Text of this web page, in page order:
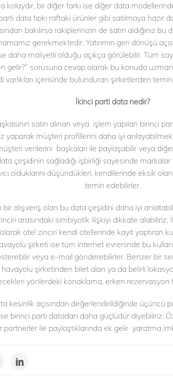
kolaydır, bir diğer farkı ise diğer data
data tıpkı raftaki ürünler gibi satılmaya hazır
bakılırsa rakiplerinizin de satın aldığınız
gerekmektedir. Yatırımın geri dönüşü
ise daha maliyetli olduğu açıkça görülebilir. Tüm
gelir?” sorusuna cevap olarak bu konuda
varlıkları içerisinde bulunduran şirketlerden
İkinci parti data nedir?
satın alınan veya işlem yapılan birinci
yaparak müşteri profillerini daha iyi
verilerini başkaları ile paylaşabilir veya
çeşidinin sağladığı işbirliği sayesinde
olduklarını düşündükleri, kendilerinde eksik
temin edebilirler.
bir alışveriş olan bu data çeşidini daha iyi
arasındaki simbiyotik ilişkiyi dikkate alabiliriz.
otel zinciri kendi otellerinde kayıt yaptıran
şirketi ise tüm internet evreninde bu
veya e-mail gönderebilirler. Benzer bir
şirketinden bilet alan ya da belirli
yönlerdeki konaklama, erken rezervasyon
kesinlik açısından değerlendirildiğinde üçüncü
birinci parti datadan daha güçlüdür diyebiliriz.
partnerler ile paylaştıklarında ek gelir yaratma